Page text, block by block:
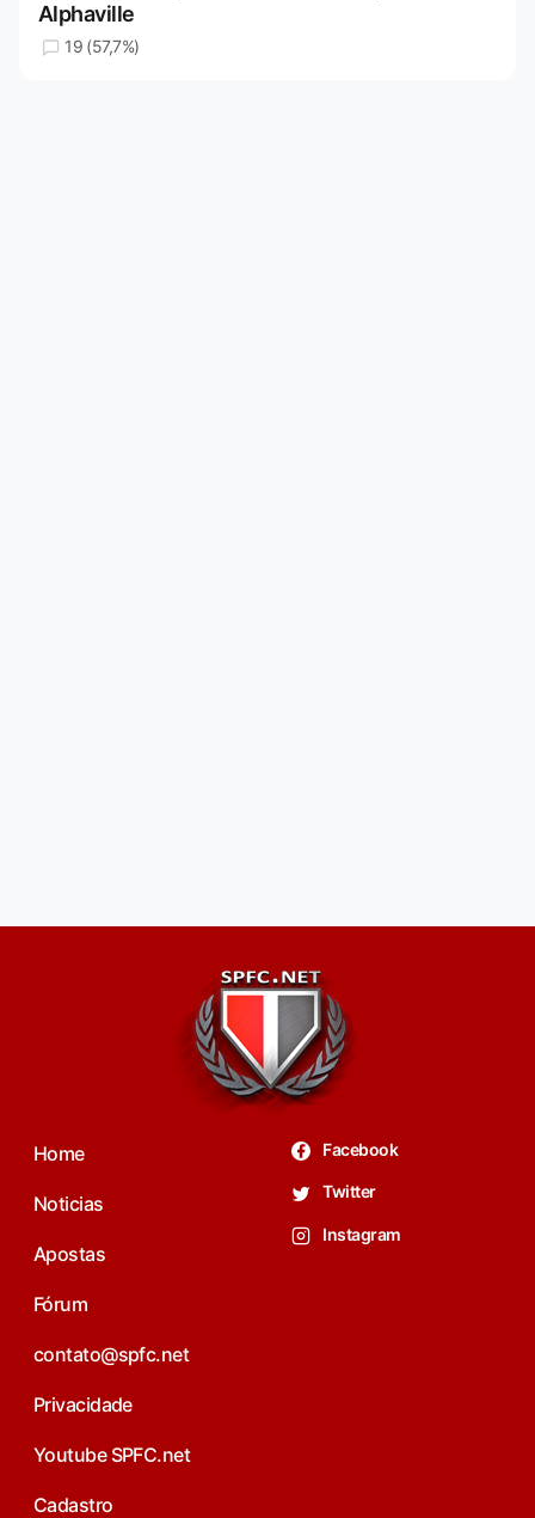
Alphaville
19 (57,7%)
Home
Noticias
Apostas
Fórum
contato@spfc.net
Privacidade
Youtube SPFC.net
Cadastro
Facebook
Twitter
Instagram